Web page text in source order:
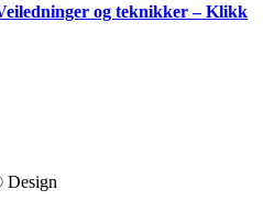
og teknikker – Klikk
Design